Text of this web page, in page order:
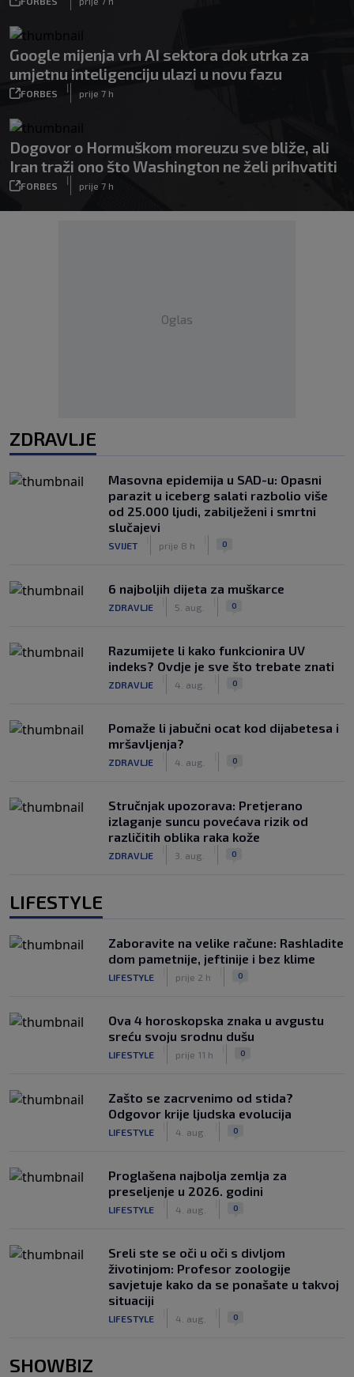
Google mijenja vrh AI sektora dok utrka za
umjetnu inteligenciju ulazi u novu fazu
FORBES
|
prije 7 h
Dogovor o Hormuškom moreuzu sve bliže, ali
Iran traži ono što Washington ne želi prihvatiti
FORBES
|
prije 7 h
Oglas
ZDRAVLJE
Masovna epidemija u SAD-u: Opasni
parazit u iceberg salati razbolio više
od 25.000 ljudi, zabilježeni i smrtni
slučajevi
SVIJET prije 8 h 0
6 najboljih dijeta za muškarce
ZDRAVLJE 5. aug. 0
Razumijete li kako funkcionira UV
indeks? Ovdje je sve što trebate znati
ZDRAVLJE 4. aug. 0
Pomaže li jabučni ocat kod dijabetesa i
mršavljenja?
ZDRAVLJE 4. aug. 0
Stručnjak upozorava: Pretjerano
izlaganje suncu povećava rizik od
različitih oblika raka kože
ZDRAVLJE 3. aug. 0
LIFESTYLE
Zaboravite na velike račune: Rashladite
dom pametnije, jeftinije i bez klime
LIFESTYLE prije 2 h 0
Ova 4 horoskopska znaka u avgustu
sreću svoju srodnu dušu
LIFESTYLE prije 11 h 0
Zašto se zacrvenimo od stida?
Odgovor krije ljudska evolucija
LIFESTYLE 4. aug. 0
Proglašena najbolja zemlja za
preseljenje u 2026. godini
LIFESTYLE 4. aug. 0
Sreli ste se oči u oči s divljom
životinjom: Profesor zoologije
savjetuje kako da se ponašate u takvoj
situaciji
LIFESTYLE 4. aug. 0
SHOWBIZ